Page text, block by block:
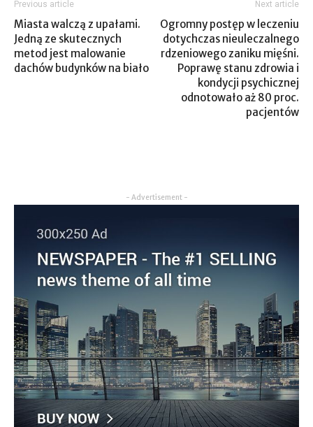
Previous article
Miasta walczą z upałami.
Jedną ze skutecznych
metod jest malowanie
dachów budynków na biało
Next article
Ogromny postęp w leczeniu
dotychczas nieuleczalnego
rdzeniowego zaniku mięśni.
Poprawę stanu zdrowia i
kondycji psychicznej
odnotowało aż 80 proc.
pacjentów
- Advertisement -